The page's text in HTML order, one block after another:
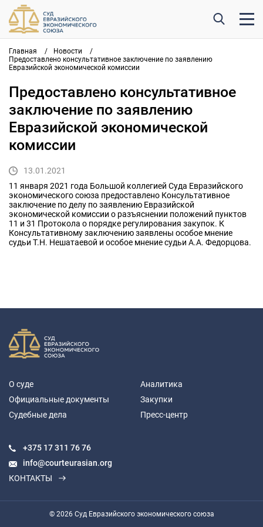
Главная / Новости
/
Предоставлено консультативное заключение по заявлению
Евразийской экономической комиссии
Предоставлено консультативное
заключение по заявлению
Евразийской экономической
комиссии
13.01.2021
11 января 2021 года Большой коллегией Суда Евразийского
экономического союза предоставлено Консультативное
заключение по делу по заявлению Евразийской
экономической комиссии о разъяснении положений пунктов
11 и 31 Протокола о порядке регулирования закупок. К
Консультативному заключению заявлены особое мнение
судьи Т.Н. Нешатаевой и особое мнение судьи А.А. Федорцова.
О суде
Официальные документы
Судебные дела
Аналитика
Закупки
Пресс-центр
+375 17311 76 76
info@courteurasian.org
КОНТАКТЫ
© 2026 Суд Евразийского экономического союза